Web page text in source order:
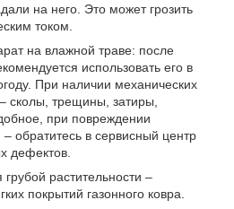
на него. Это может грозить
током.
на влажной траве: после
использовать его в
При наличии механических
сколы, трещины, затиры,
при повреждении
– обратитесь в сервисный центр
дефектов.
растительности –
покрытий газонного ковра.